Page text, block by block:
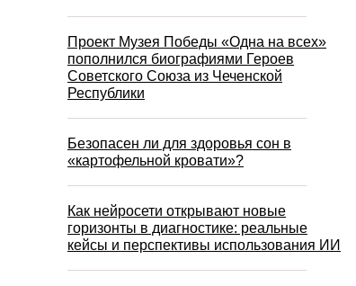
Проект Музея Победы «Одна на всех»
пополнился биографиями Героев
Советского Союза из Чеченской
Республики
Безопасен ли для здоровья сон в
«картофельной кровати»?
Как нейросети открывают новые
горизонты в диагностике: реальные
кейсы и перспективы использования ИИ